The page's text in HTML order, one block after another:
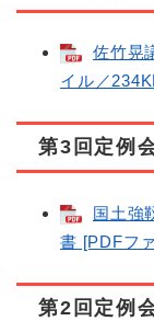
佐竹晃
イル／
第3回定例
国土強
書 [PDFフ
第2回定例